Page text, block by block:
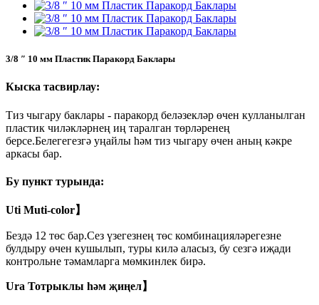
3/8 ″ 10 мм Пластик Паракорд Баклары
Кыска тасвирлау:
Тиз чыгару баклары - паракорд беләзекләр өчен кулланылган
пластик чиләкләрнең иң таралган төрләренең
берсе.Белегегезгә уңайлы һәм тиз чыгару өчен аның кәкре
аркасы бар.
Бу пункт турында:
Uti Muti-color】
Бездә 12 төс бар.Сез үзегезнең төс комбинацияләрегезне
булдыру өчен кушылып, туры килә аласыз, бу сезгә иҗади
контрольне тәмамларга мөмкинлек бирә.
Ura Тотрыклы һәм җиңел】